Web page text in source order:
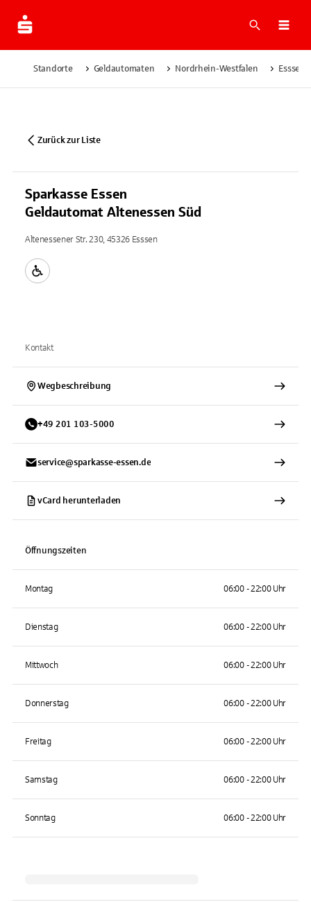
Suche
Standorte Geldautomaten Nordrhein-Westfalen Esssen
Zurück zur Liste
Sparkasse Essen
Geldautomat Altenessen Süd
Altenessener Str. 230, 45326 Esssen
Kontakt
Wegbeschreibung
+49 201 103-5000
service@sparkasse-essen.de
vCard herunterladen
Öffnungszeiten
Montag 06:00 - 22:00 Uhr
Dienstag 06:00 - 22:00 Uhr
Mittwoch 06:00 - 22:00 Uhr
Donnerstag 06:00 - 22:00 Uhr
Freitag 06:00 - 22:00 Uhr
Samstag 06:00 - 22:00 Uhr
Sonntag 06:00 - 22:00 Uhr